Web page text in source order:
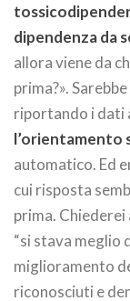
dipendenza da
allora viene da
prima?».
riportando i dati
l’orientamento
automatico. Ed
cui risposta
prima. Chiederei
“si stava meglio
miglioramento
riconosciuti e